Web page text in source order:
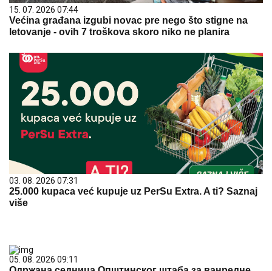
15. 07. 2026 07:44
Većina građana izgubi novac pre nego što stigne na
letovanje - ovih 7 troškova skoro niko ne planira
03. 08. 2026 07:31
25.000 kupaca već kupuje uz PerSu Extra. A ti? Saznaj
više
05. 08. 2026 09:11